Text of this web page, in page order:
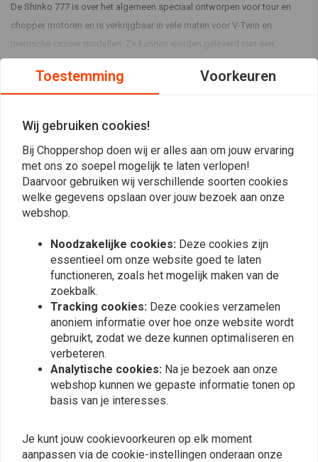
De Shinko 777 is over het algemeen speciaal ontworpen voor tour en
chopper motoren en is verkrijgbaar in vele maten voor V-Twin en
metrische cruiser modellen. Ze kunnen worden geleverd met een
(1 beoordelingen)
Stefan
Uitstekende band Uitstekende
Plaats ook een review
Toestemming Voorkeuren
Wij gebruiken cookies!
Bij Choppershop doen wij er alles aan om jouw ervaring
met ons zo soepel mogelijk te laten verlopen!
Daarvoor gebruiken wij verschillende soorten cookies
welke gegevens opslaan over jouw bezoek aan onze
webshop.
Noodzakelijke cookies: Deze cookies zijn
essentieel om onze website goed te laten
functioneren, zoals het mogelijk maken van de
zoekbalk.
Tracking cookies: Deze cookies verzamelen
anoniem informatie over hoe onze website wordt
gebruikt, zodat we deze kunnen optimaliseren en
verbeteren.
Analytische cookies: Na je bezoek aan onze
webshop kunnen we gepaste informatie tonen op
basis van je interesses.
Je kunt jouw cookievoorkeuren op elk moment
aanpassen via de cookie-instellingen onderaan onze